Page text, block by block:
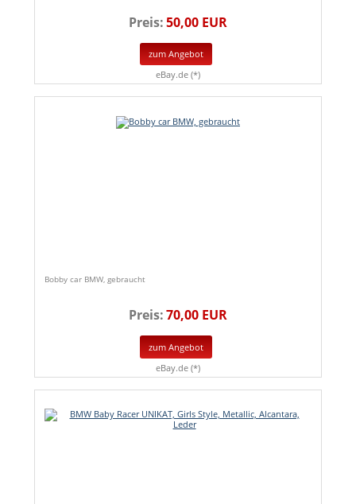
Preis:50,00 EUR
zum Angebot
eBay.de (*)
Bobby car BMW, gebraucht
Preis:70,00 EUR
zum Angebot
eBay.de (*)